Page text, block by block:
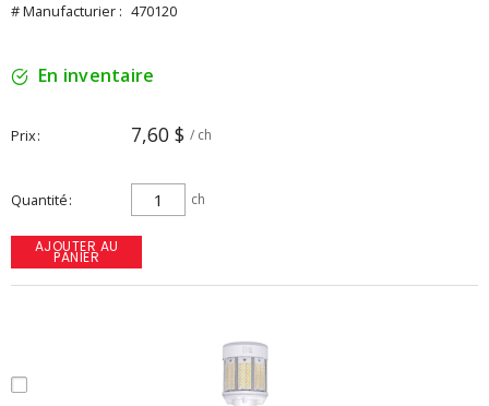
# Manufacturier : 470120
En inventaire
Prix 7,60 $ / ch
Quantité ch
AJOUTER AU
PANIER